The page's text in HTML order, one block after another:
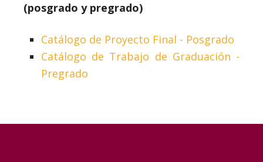
(posgrado y pregrado)
Catálogo de Proyecto Final - Posgrado
Catálogo de Trabajo de Graduación -
Pregrado